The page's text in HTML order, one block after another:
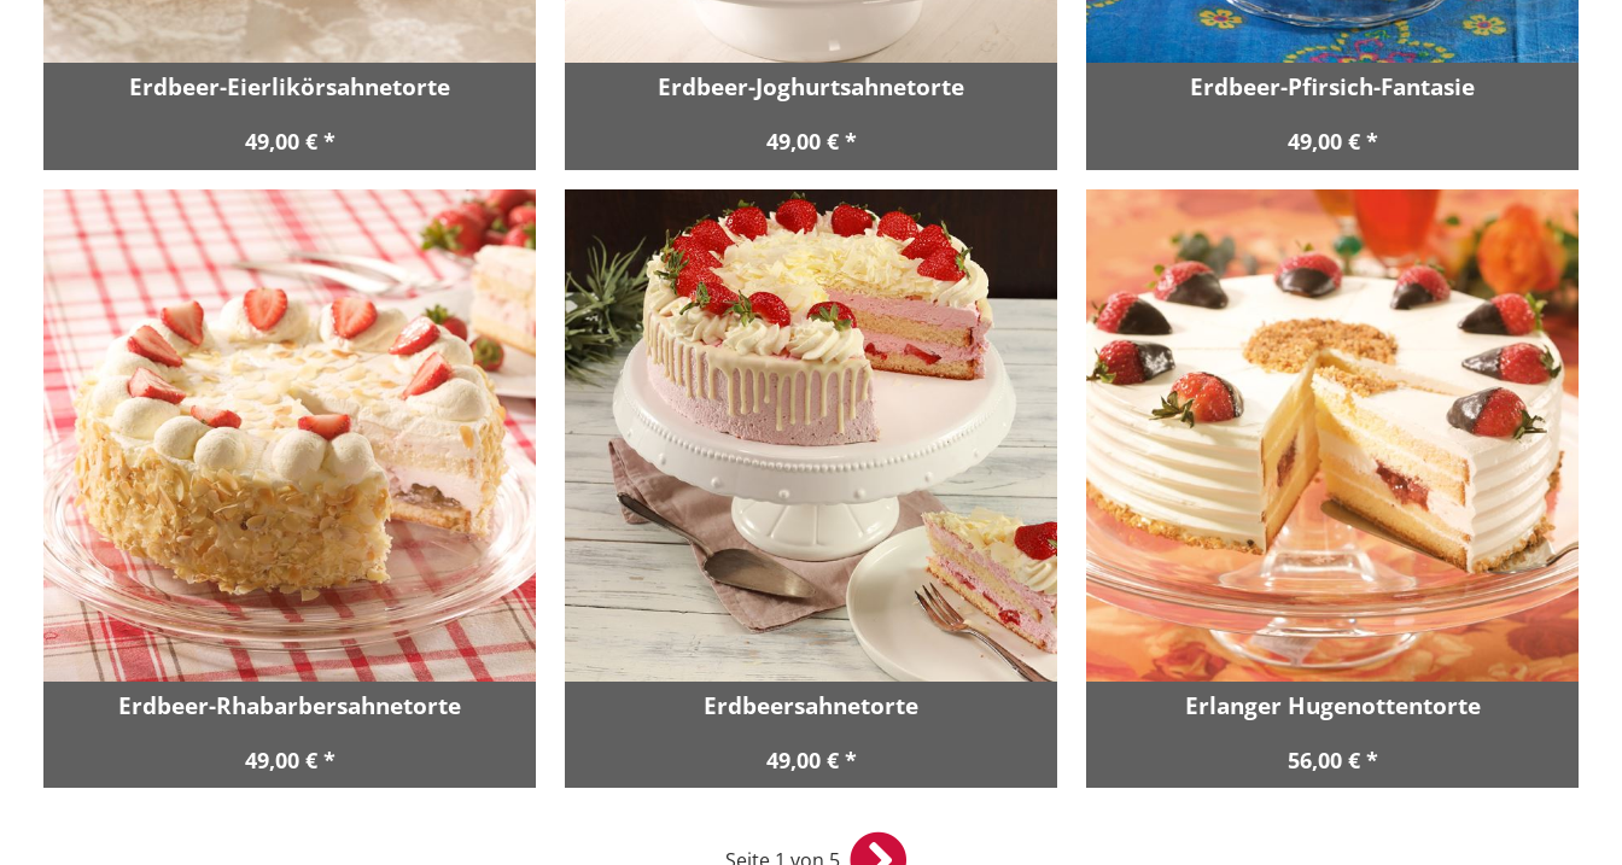
Erdbeer-Eierlikörsahnetorte
49,00 € *
Erdbeer-Joghurtsahnetorte
49,00 € *
Erdbeer-Pfirsich-Fantasie
49,00 € *
Erdbeer-Rhabarbersahnetorte
49,00 € *
Erdbeersahnetorte
49,00 € *
Erlanger Hugenottentorte
56,00 € *